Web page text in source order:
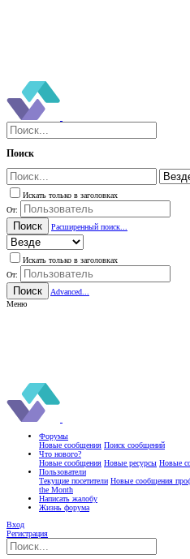
Поиск
Искать только в заголовках
От:
Поиск Расширенный поиск...
Искать только в заголовках
От:
Поиск
Advanced...
Меню
Форумы
Новые сообщения Поиск сообщений
Что нового?
Новые сообщения Новые ресурсы Новые
Пользователи
Текущие посетители Новые сообщения
the Month
Написать жалобу
Жизнь форума
Вход
Регистрация